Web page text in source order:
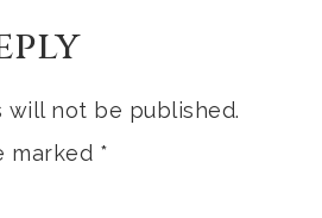
will not be published.
marked *